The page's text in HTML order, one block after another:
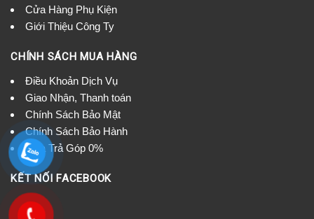
Cửa Hàng Phụ Kiện
Giới Thiệu Công Ty
CHÍNH SÁCH MUA HÀNG
Điều Khoản Dịch Vụ
Giao Nhận, Thanh toán
Chính Sách Bảo Mật
Chính Sách Bảo Hành
Mua Trả Góp 0%
KẾT NỐI FACEBOOK